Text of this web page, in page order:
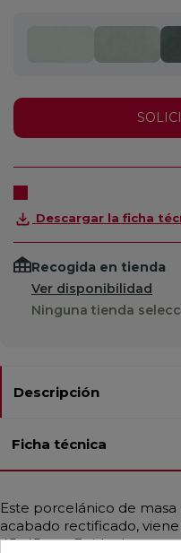
Descargar la ficha
Recogida en tienda
Ver disponibilidad
Ninguna tienda
Descripción
Ficha técnica
Este porcelánico de
acabado rectificado,
45x45 cm. Es ideal para